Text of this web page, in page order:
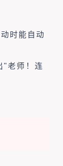
时能自动
"老师！连